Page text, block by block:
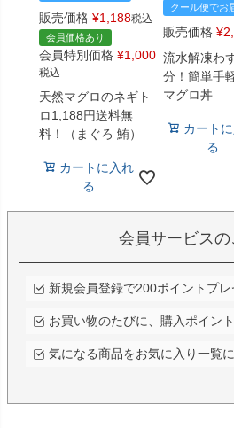
販売価格 ¥1,188税込
会員価格あり
会員特別価格 ¥1,000
税込
天然マグロのネギト
ロ1,188円送料無
料！（まぐろ 鮪）
カートに入れ
る
クール便でお
販売価格 ¥
流水解凍わ
分！簡単手
マグロ丼
カート
る
会員サービスの
新規会員登録で200ポイントプレ
お買い物のたびに、購入ポイン
気になる商品をお気に入り一覧